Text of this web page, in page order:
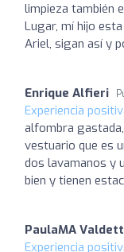
limpieza también
Lugar, mí hijo
Ariel, sigan así y
Enrique Alfieri
Experiencia
alfombra
vestuario que es
dos lavamanos y
bien y tienen
PaulaMA
Experiencia